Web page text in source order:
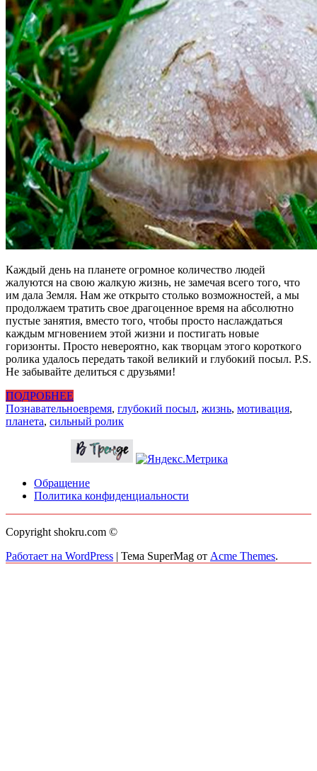
Каждый день на планете огромное количество людей
жалуются на свою жалкую жизнь, не замечая всего того, что
им дала Земля. Нам же открыто столько возможностей, а мы
продолжаем тратить свое драгоценное время на абсолютно
пустые занятия, вместо того, чтобы просто наслаждаться
каждым мгновением этой жизни и постигать новые
горизонты. Просто невероятно, как творцам этого короткого
ролика удалось передать такой великий и глубокий посыл. P.S.
Не забывайте делиться с друзьями!
ПОДРОБНЕЕ
Познавательноевремя, глубокий посыл, жизнь, мотивация,
планета, сильный ролик
Обращение
Политика конфиденциальности
Copyright shokru.com ©
Работает на WordPress | Тема SuperMag от Acme Themes.